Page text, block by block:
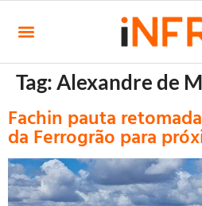
Tag:Alexandre de
Fachin pauta
da Ferrogrão para